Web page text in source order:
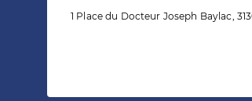
1 Place du Docteur Joseph Baylac,